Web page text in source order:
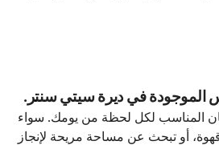
في ديرة سيتي سنتر.
المناسب لكل لحظة من يومك. سواء
أو تبحث عن مساحة مريحة لإنجاز